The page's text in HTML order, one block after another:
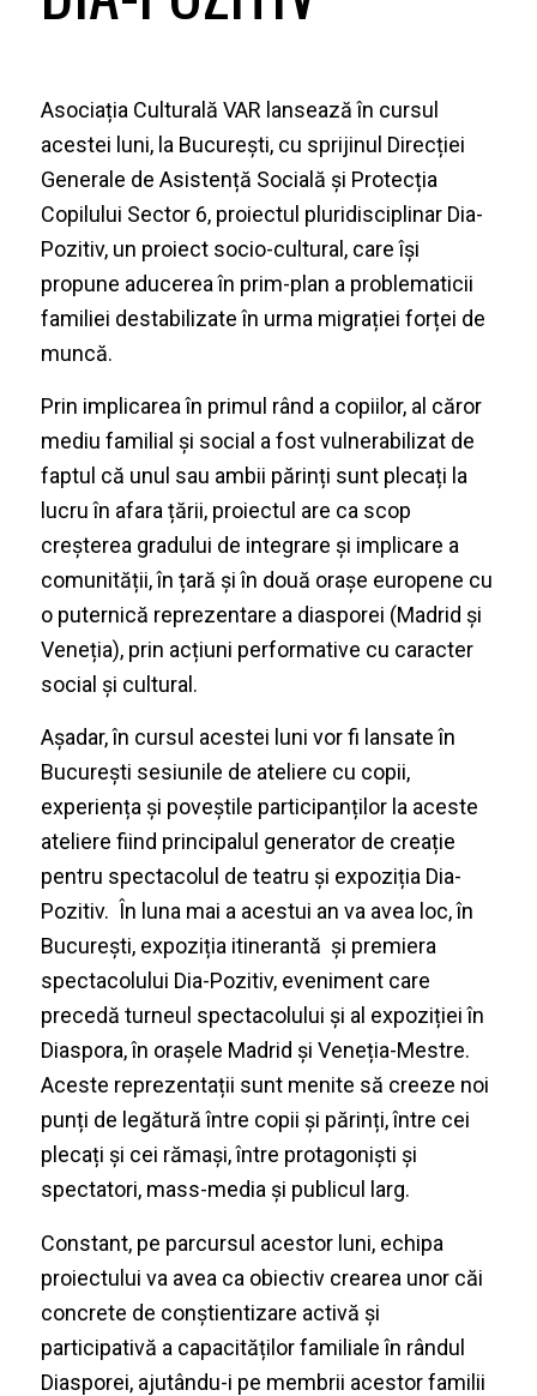
Asociația Culturală VAR lansează în cursul
acestei luni, la București, cu sprijinul Direcției
Generale de Asistență Socială și Protecția
Copilului Sector 6, proiectul pluridisciplinar Dia-
Pozitiv, un proiect socio-cultural, care își
propune aducerea în prim-plan a problematicii
familiei destabilizate în urma migrației forței de
muncă.
Prin implicarea în primul rând a copiilor, al căror
mediu familial și social a fost vulnerabilizat de
faptul că unul sau ambii părinți sunt plecați la
lucru în afara țării, proiectul are ca scop
creșterea gradului de integrare și implicare a
comunității, în țară și în două orașe europene cu
o puternică reprezentare a diasporei (Madrid și
Veneția), prin acțiuni performative cu caracter
social și cultural.
Așadar, în cursul acestei luni vor fi lansate în
București sesiunile de ateliere cu copii,
experiența și poveștile participanților la aceste
ateliere fiind principalul generator de creație
pentru spectacolul de teatru și expoziția Dia-
Pozitiv. În luna mai a acestui an va avea loc, în
București, expoziția itinerantă și premiera
spectacolului Dia-Pozitiv, eveniment care
precedă turneul spectacolului și al expoziției în
Diaspora, în orașele Madrid și Veneția-Mestre.
Aceste reprezentații sunt menite să creeze noi
punți de legătură între copii și părinți, între cei
plecați și cei rămași, între protagoniști și
spectatori, mass-media și publicul larg.
Constant, pe parcursul acestor luni, echipa
proiectului va avea ca obiectiv crearea unor căi
concrete de conștientizare activă și
participativă a capacităților familiale în rândul
Diasporei, ajutându-i pe membrii acestor familii